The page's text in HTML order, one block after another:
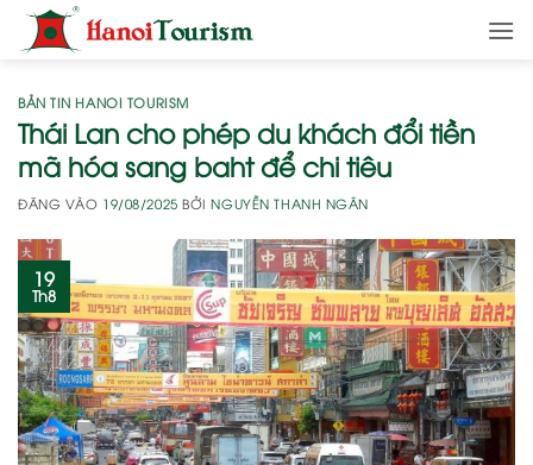
qua
dungBẢN TIN HANOI TOURISM
Thái Lan cho phép du khách đổi tiền
mã hóa sang baht để chi tiêu
ĐĂNG VÀO 19/08/2025 BỞINGUYỄN THANH NGÂN
19
Th8